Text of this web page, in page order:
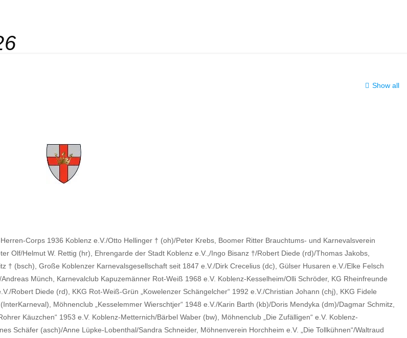
Show all
Corps 1936 Koblenz e.V./Otto Hellinger † (oh)/Peter Krebs, Boomer Ritter Brauchtums- und Karnevalsverein
Olf/Helmut W. Rettig (hr), Ehrengarde der Stadt Koblenz e.V.,/Ingo Bisanz †/Robert Diede (rd)/Thomas Jakobs,
† (bsch), Große Koblenzer Karnevalsgesellschaft seit 1847 e.V./Dirk Crecelius (dc), Gülser Husaren e.V./Elke Felsch
Münch, Karnevalclub Kapuzemänner Rot-Weiß 1968 e.V. Koblenz-Kesselheim/Olli Schröder, KG Rheinfreunde
Robert Diede (rd), KKG Rot-Weiß-Grün „Kowelenzer Schängelcher“ 1992 e.V./Christian Johann (chj), KKG Fidele
Möhnenclub „Kesselemmer Wierschtjer“ 1948 e.V./Karin Barth (kb)/Doris Mendyka (dm)/Dagmar Schmitz,
Käuzchen“ 1953 e.V. Koblenz-Metternich/Bärbel Waber (bw), Möhnenclub „Die Zufälligen“ e.V. Koblenz-
Schäfer (asch)/Anne Lüpke-Lobenthal/Sandra Schneider, Möhnenverein Horchheim e.V. „Die Tollkühnen“/Waltraud